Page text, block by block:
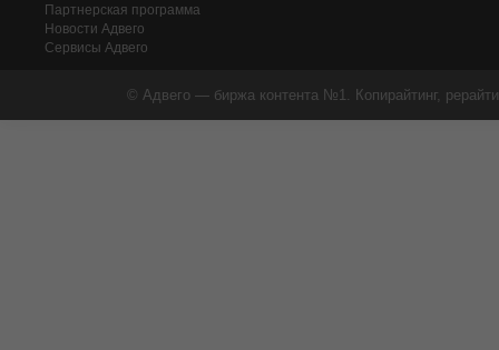
Партнерская программа
Новости Адвего
Сервисы Адвего
© Адвего — биржа контента №1. Копирайтинг,